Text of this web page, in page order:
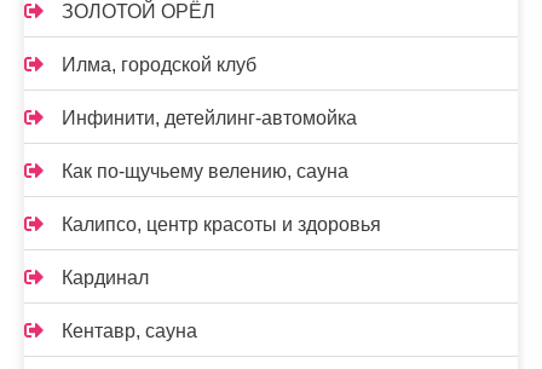
ЗОЛОТОЙ ОРЁЛ
Илма, городской клуб
Инфинити, детейлинг-автомойка
Как по-щучьему велению, сауна
Калипсо, центр красоты и здоровья
Кардинал
Кентавр, сауна